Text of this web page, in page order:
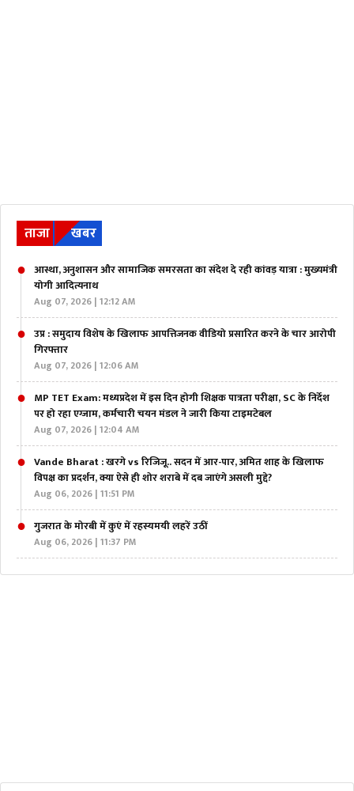
ताजा खबर
आस्था, अनुशासन और सामाजिक समरसता का संदेश दे रही कांवड़ यात्रा : मुख्यमंत्री
योगी आदित्यनाथ
Aug 07, 2026 | 12:12 AM
उप्र : समुदाय विशेष के खिलाफ आपत्तिजनक वीडियो प्रसारित करने के चार आरोपी
गिरफ्तार
Aug 07, 2026 | 12:06 AM
MP TET Exam: मध्यप्रदेश में इस दिन होगी शिक्षक पात्रता परीक्षा, SC के निर्देश
पर हो रहा एग्जाम, कर्मचारी चयन मंडल ने जारी किया टाइमटेबल
Aug 07, 2026 | 12:04 AM
Vande Bharat : खरगे vs रिजिजू.. सदन में आर-पार, अमित शाह के खिलाफ
विपक्ष का प्रदर्शन, क्या ऐसे ही शोर शराबे में दब जाएंगे असली मुद्दे?
Aug 06, 2026 | 11:51 PM
गुजरात के मोरबी में कुएं में रहस्यमयी लहरें उठीं
Aug 06, 2026 | 11:37 PM